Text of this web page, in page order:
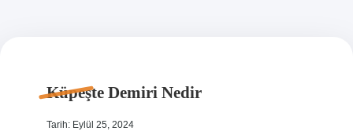
Küpeşte Demiri Nedir
Tarih: Eylül 25, 2024